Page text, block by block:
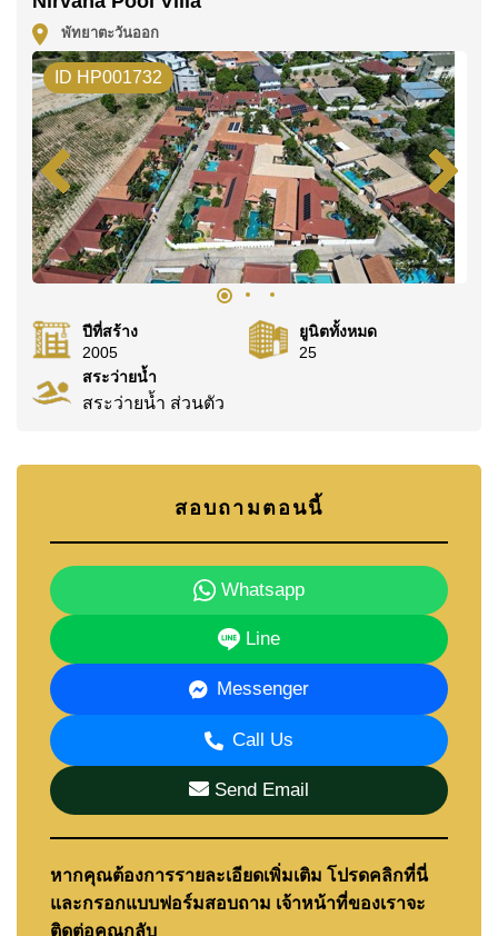
WhatsApp ของสำนักงาน:
@cornerstonepattaya
พัทยาตะวันออก
ID HP001732
ปีที่สร้าง
2005
ยูนิตทั้งหมด
25
สระว่ายน้ำ
สระว่ายน้ำ ส่วนตัว
สอบถามตอนนี้
Whatsapp
Line
Messenger
Call Us
Send Email
หากคุณต้องการรายละเอียดเพิ่มเติม โปรดคลิกที่นี่
และกรอกแบบฟอร์มสอบถาม เจ้าหน้าที่ของเราจะ
ติดต่อคุณกลับ